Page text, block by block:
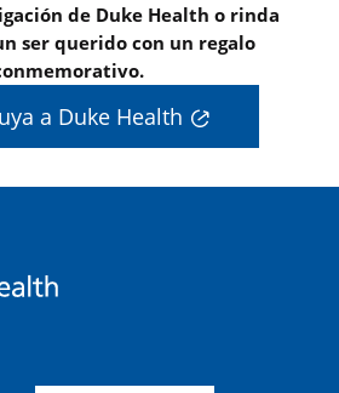
de Duke Health o rinda
ser querido con un regalo
a Duke Health